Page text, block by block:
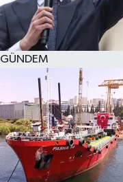
GÜNDEM